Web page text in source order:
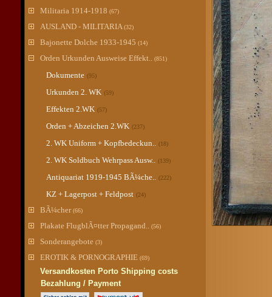
Militaria 1914-1918 (67)
AUSLAND - MILITARIA (32)
Bajonette Dolche 1933-1945 (14)
Orden Urkunden Ausweise Effekt.. (851)
Dokumente (95)
Urkunden 2. WK (59)
Effekten 2.WK (57)
Orden + Abzeichen 2.WK (237)
2. WK Uniform + Kopfbedeckun.. (18)
2. WK Soldbuch Wehrpass Ausw.. (139)
Antiquariat 1919-1945 BÃ¼che.. (222)
KZ + Lagerpost + Feldpost (24)
BÃ¼cher (66)
Plakate FlugblÃ¤tter Propagand.. (56)
Sonderangebote (3)
EROTIK & PORNOGRAPHIE (69)
Versandkosten Porto Shipping costs
Bezahlung / Payment